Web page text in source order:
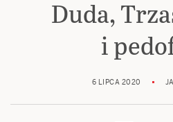
Duda,
i
6 LIPCA 2020